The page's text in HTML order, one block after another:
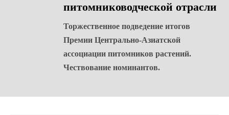
питомниководческой отрасли
Торжественное подведение итогов
Премии Центрально-Азиатской
ассоциации питомников растений.
Чествование номинантов.